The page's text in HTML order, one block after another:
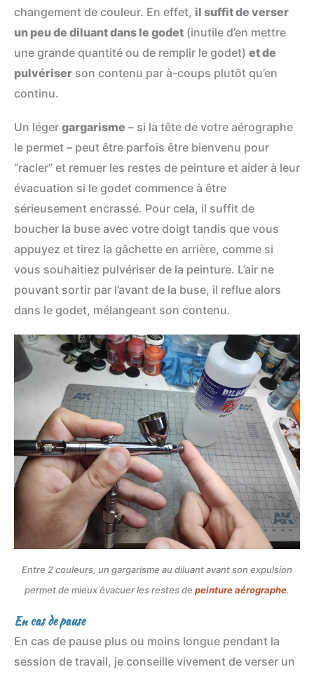
changement de couleur. En effet, il suffit de verser
un peu de diluant dans le godet (inutile d’en mettre
une grande quantité ou de remplir le godet) et de
pulvériser son contenu par à-coups plutôt qu’en
continu.
Un léger gargarisme – si la tête de votre aérographe
le permet – peut être parfois être bienvenu pour
“racler” et remuer les restes de peinture et aider à leur
évacuation si le godet commence à être
sérieusement encrassé. Pour cela, il suffit de
boucher la buse avec votre doigt tandis que vous
appuyez et tirez la gâchette en arrière, comme si
vous souhaitiez pulvériser de la peinture. L’air ne
pouvant sortir par l’avant de la buse, il reflue alors
dans le godet, mélangeant son contenu.
Entre 2 couleurs, un gargarisme au diluant avant son expulsion
permet de mieux évacuer les restes de peinture aérographe.
En cas de pause
En cas de pause plus ou moins longue pendant la
session de travail, je conseille vivement de verser un